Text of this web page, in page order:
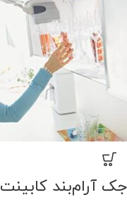
جک آرام‌بند کابینت HK25 بلوم